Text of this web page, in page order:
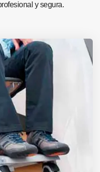
y segura.